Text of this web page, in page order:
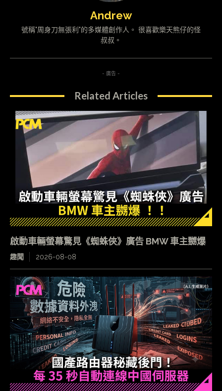
Andrew
號稱"周身刀無張利"的多媒體創作人。 很喜歡樂天熊仔的怪
叔叔。
- 廣告 -
Related Articles
啟動車輛螢幕驚見《蜘蛛俠》廣告 BMW 車主嬲爆
趣聞 2026-08-08